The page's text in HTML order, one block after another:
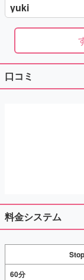
yuki
口コミ
料金システム
60分